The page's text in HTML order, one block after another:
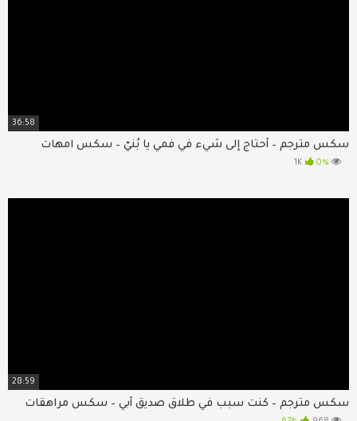
36:58
سكس مترجم – أحتاج إلى شيء في فمي يا بُنيّ – سكس امهات
0%
28:59
سكس مترجم – كنت سبب في طلاق صديق أبي – سكس مراهقات